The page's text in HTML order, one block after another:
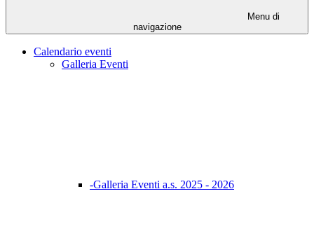
Menu di
navigazione
Calendario eventi
Galleria Eventi
-Galleria Eventi a.s. 2025 - 2026